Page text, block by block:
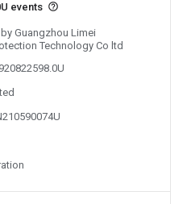
events
Guangzhou Limei
Technology Co ltd